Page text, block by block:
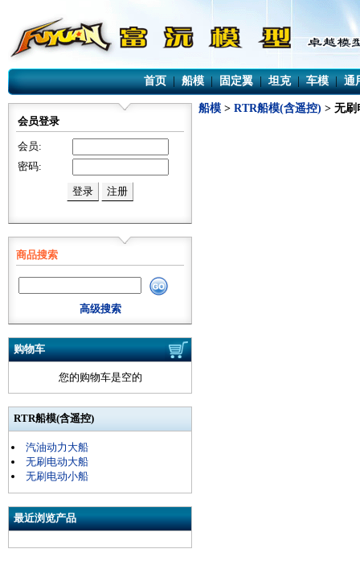
首页|船模|固定翼|坦克|车模 |通
会员登录
会员:
密码:
商品搜索
高级搜索
购物车
您的购物车是空的
RTR船模(含遥控)
汽油动力大船
无刷电动大船
无刷电动小船
最近浏览产品
船模 > RTR船模(含遥控) > 无刷